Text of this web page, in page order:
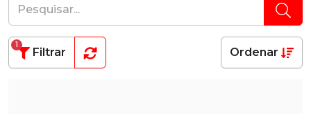
Filtrar
1
Ordenar